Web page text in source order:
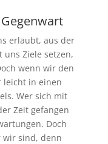
erlaubt, aus der
uns Ziele setzen,
wenn wir den
leicht in einen
Wer sich mit
Zeit gefangen
Doch
wir sind, denn